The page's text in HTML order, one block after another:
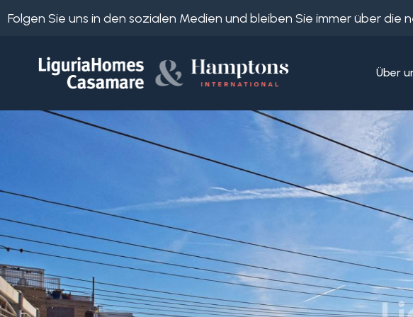
Folgen Sie uns in den sozialen Medien und bleiben Sie immer über
Über
uns
Unsere
Dienstleistungen
Objekt
Ort